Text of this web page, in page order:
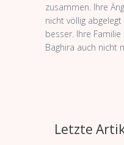
zusammen. Ihre
nicht völlig
besser. Ihre
Baghira auch nicht
Letzte